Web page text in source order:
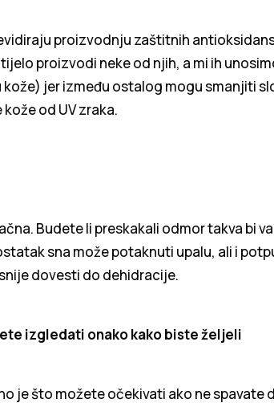
proizvodnju zaštitnih
proizvodi neke od njih, a mi ih
jer između ostalog mogu smanjiti
od UV zraka.
Budete li preskakali odmor takva bi
sna može potaknuti upalu, ali i
dovesti do dehidracije.
izgledati onako kako biste željeli
je što možete očekivati ako ne spavate